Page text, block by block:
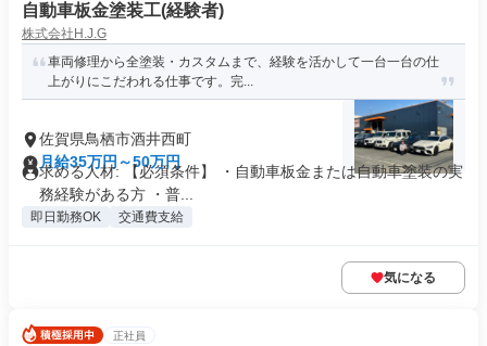
自動車板金塗装工(経験者)
株式会社H.J.G
車両修理から全塗装・カスタムまで、経験を活かして一台一台の仕
上がりにこだわれる仕事です。完...
佐賀県鳥栖市酒井西町
月給35万円～50万円
求める人材: 【必須条件】 ・自動車板金または自動車塗装の実
務経験がある方 ・普...
即日勤務OK 交通費支給
気になる
正社員